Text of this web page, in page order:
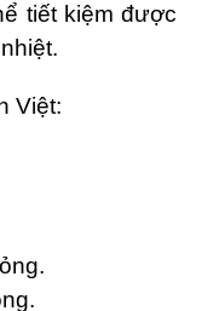
tiết kiệm được
Việt: